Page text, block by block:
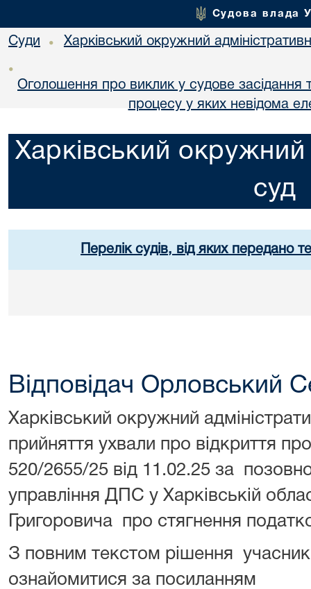
Судова влада
Суди • Харківський окружний
•
Оголошення про виклик у судове засідання
процесу у яких невідома
Харківський окружний
суд
Перелік судів, від яких передано
Відповідач Орловський
Харківський окружний
прийняття ухвали про відкриття
520/2655/25 від 11.02.25 за
управління ДПС у Харківській
Григоровича про стягнення
З повним текстом рішення
ознайомитися за посиланням